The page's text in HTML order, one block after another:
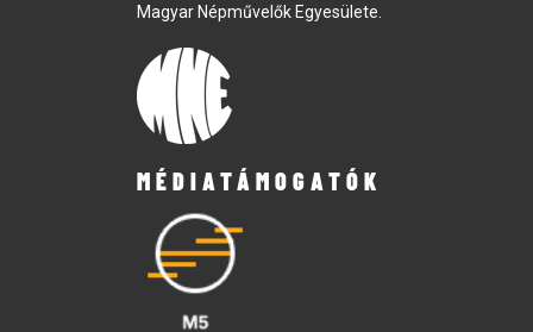
Magyar Népművelők Egyesülete.
MÉDIATÁMOGATÓK